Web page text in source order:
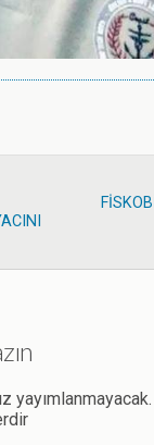
yayımlanmayacak.